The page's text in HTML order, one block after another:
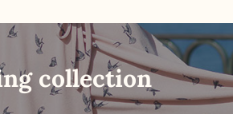
collection